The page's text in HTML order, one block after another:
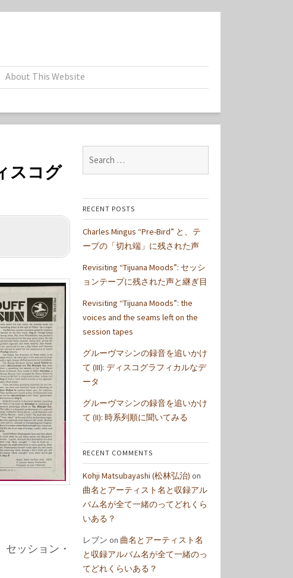
About This Website
スコグ
ッション・
for:
RECENT POSTS
Charles Mingus “Pre-Bird” と、テ
ープの「切れ端」に残された声
Revisiting “Tijuana Moods”: セッシ
ョンテープに残された声と継ぎ目
Revisiting “Tijuana Moods”: the
voices and the seams left on the
session tapes
グルーヴマシンの録音を追いかけ
て (III): ディスコグラフィカルなデ
ータ
グルーヴマシンの録音を追いかけ
て (II): 時系列順に聞いてみる
RECENT COMMENTS
Kohji Matsubayashi (松林弘治) on
曲名とアーティスト名と収録アル
バム名が全て一緒のってどれくら
いある？
レブン on 曲名とアーティスト名
と収録アルバム名が全て一緒のっ
てどれくらいある？